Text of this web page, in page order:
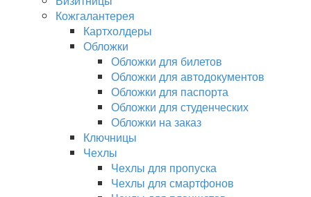
Кожгалантерея
Картхолдеры
Обложки
Обложки для билетов
Обложки для автодокументов
Обложки для паспорта
Обложки для студенческих
Обложки на заказ
Ключницы
Чехлы
Чехлы для пропуска
Чехлы для смартфонов